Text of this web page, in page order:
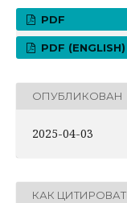
PDF
PDF (ENGLISH)
ОПУБЛИКОВАН
2025-04-03
КАК